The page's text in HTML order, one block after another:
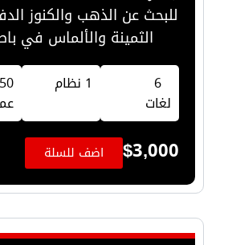
للبحث عن الذهب والكنوز
الثمينة والألماس في
6
لغات
1 نظام
50 م
$3,000 اضف للسلة